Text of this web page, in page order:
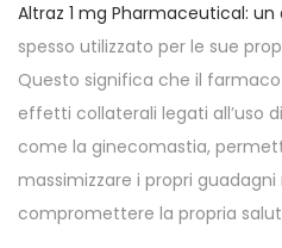
Altraz 1 mg Pharmaceutical:
spesso utilizzato per le sue
Questo significa che il
effetti collaterali legati all’uso
come la ginecomastia,
massimizzare i propri
compromettere la propria